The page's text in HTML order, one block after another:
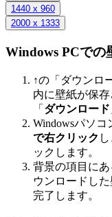
1440 x 960
2000 x 1333
Windows PCでの
↑の「ダウンロ
内に壁紙が保
「 ダウンロード
Windowsパソ
で右クリック
ックします。
背景の項目にあ
ウンロードし
完了します。